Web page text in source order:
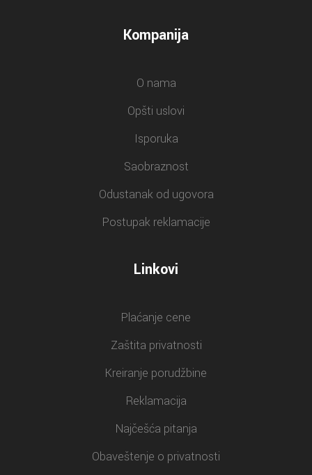
Kompanija
O nama
Opšti uslovi
Isporuka
Saobraznost
Odustanak od ugovora
Postupak reklamacije
Linkovi
Plaćanje cene
Zaštita privatnosti
Kreiranje porudžbine
Reklamacija
Najčešća pitanja
Obaveštenje o privatnosti